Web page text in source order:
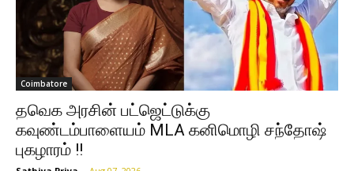
Coimbatore
தவெக அரசின் பட்ஜெட்டுக்கு
கவுண்டம்பாளையம் MLA கனிமொழி சந்தோஷ்
புகழாரம் !!